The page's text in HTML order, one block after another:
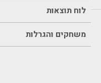
לוח תוצאות
משחקים והגרלות